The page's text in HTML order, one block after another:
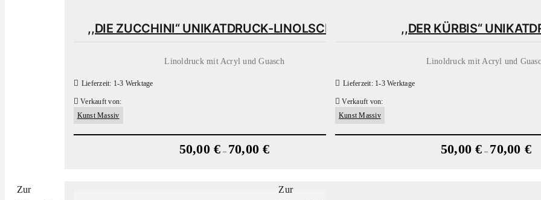
,,DIE ZUCCHINI“ UNIKATDRUCK-LINOLSCHNITT
Linoldruck mit Acryl und Guasch
Lieferzeit: 1-3 Werktage
50,00€ – 70,00€
Verkauft von:
Kunst Massiv
,,DER KÜRBIS“
Linoldruck mit Acryl und
Lieferzeit: 1-3 Werktage
50,00€ – 70,00 €
Verkauft von:
Kunst Massiv
Zur
Zur